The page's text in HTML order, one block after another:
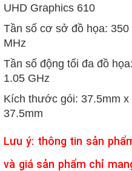
UHD Graphics 610
Tần số cơ sở đồ họa: 350
MHz
Tần số động tối đa đồ
1.05 GHz
Kích thước gói: 37.5mm x
37.5mm
Lưu ý: thông tin sản
và giá sản phẩm chỉ